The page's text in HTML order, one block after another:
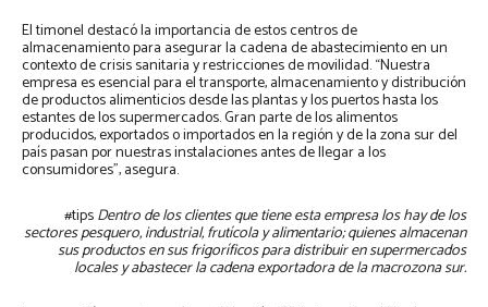
El timonel destacó la importancia de estos centros de
almacenamiento para asegurar la cadena de abastecimiento en un
contexto de crisis sanitaria y restricciones de movilidad. “Nuestra
empresa es esencial para el transporte, almacenamiento y distribución
de productos alimenticios desde las plantas y los puertos hasta los
estantes de los supermercados. Gran parte de los alimentos
producidos, exportados o importados en la región y de la zona sur del
país pasan por nuestras instalaciones antes de llegar a los
consumidores”, asegura.
#tipsDentro de los clientes que tiene esta empresa los hay de los
sectores pesquero, industrial, frutícola y alimentario; quienes almacenan
sus productos en sus frigoríficos para distribuir en supermercados
locales y abastecer la cadena exportadora de la macrozona sur.